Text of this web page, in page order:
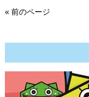
« 前のページ